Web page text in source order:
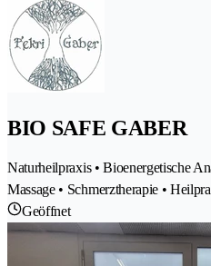
BIO SAFE GABER
Naturheilpraxis • Bioenergetische
Massage • Schmerztherapie •
Geöffnet